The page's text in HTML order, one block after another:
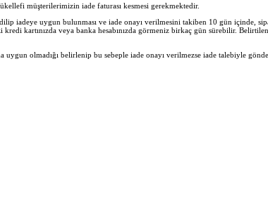
müşterilerimizin iade faturası kesmesi gerekmektedir.
iadeye uygun bulunması ve iade onayı verilmesini takiben 10 gün içinde,
kartınızda veya banka hesabınızda görmeniz birkaç gün sürebilir.
olmadığı belirlenip bu sebeple iade onayı verilmezse iade talebiyle